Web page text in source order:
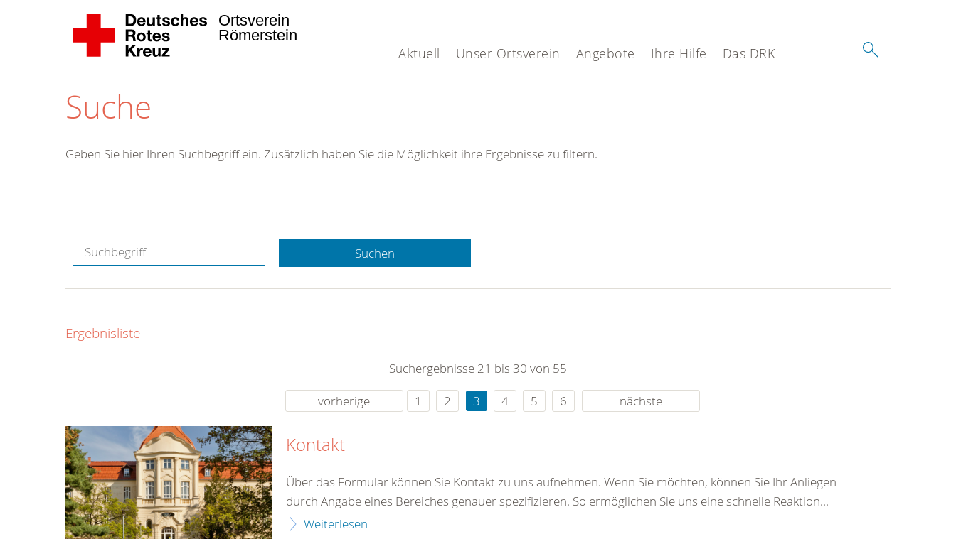
Aktuell Unser Ortsverein Angebote Ihre Hilfe Das DRK
Ortsverein
Römerstein
Suche
Hotline.
gerne.
rund um die Uhr
Geben Sie hier Ihren Suchbegriff ein. Zusätzlich haben Sie die Möglichkeit ihre Ergebnisse zu filtern.
Suchen
Ergebnisliste
Suchergebnisse 21 bis 30 von 55
vorherige
1 2 3 4 5 6 nächste
Kontakt
Über das Formular können Sie Kontakt zu uns aufnehmen. Wenn Sie möchten, können Sie Ihr Anliegen
durch Angabe eines Bereiches genauer spezifizieren. So ermöglichen Sie uns eine schnelle Reaktion...
Weiterlesen